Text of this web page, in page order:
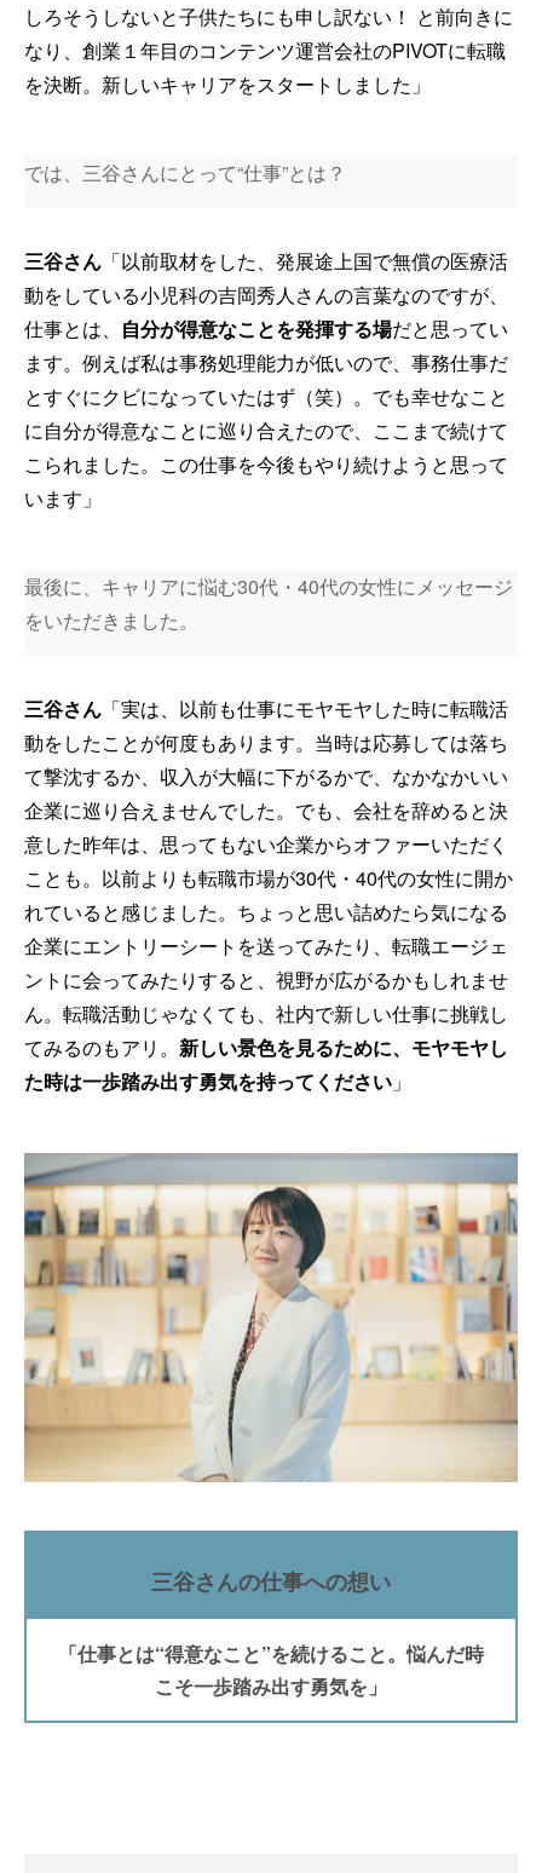
しろそうしないと子供たちにも申し訳ない！ と前向きに
なり、創業１年目のコンテンツ運営会社のPIVOTに転職
を決断。新しいキャリアをスタートしました」
では、三谷さんにとって“仕事”とは？
三谷さん 「以前取材をした、発展途上国で無償の医療活
動をしている小児科の吉岡秀人さんの言葉なのですが、
仕事とは、 自分が得意なことを発揮する場だと思ってい
ます。例えば私は事務処理能力が低いので、事務仕事だ
とすぐにクビになっていたはず（笑）。でも幸せなこと
に自分が得意なことに巡り合えたので、ここまで続けて
こられました。この仕事を今後もやり続けようと思って
います」
最後に、キャリアに悩む30代・40代の女性にメッセージ
をいただきました。
三谷さん 「実は、以前も仕事にモヤモヤした時に転職活
動をしたことが何度もあります。当時は応募しては落ち
て撃沈するか、収入が大幅に下がるかで、なかなかいい
企業に巡り合えませんでした。でも、会社を辞めると決
意した昨年は、思ってもない企業からオファーいただく
ことも。以前よりも転職市場が30代・40代の女性に開か
れていると感じました。ちょっと思い詰めたら気になる
企業にエントリーシートを送ってみたり、転職エージェ
ントに会ってみたりすると、視野が広がるかもしれませ
ん。転職活動じゃなくても、社内で新しい仕事に挑戦し
てみるのもアリ。 新しい景色を見るために、モヤモヤし
た時は一歩踏み出す勇気を持ってください 」
三谷さんの仕事への想い
「仕事とは“得意なこと”を続けること。悩んだ時
こそ一歩踏み出す勇気を」